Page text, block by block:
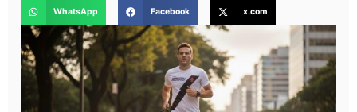
WhatsApp Facebook x.com